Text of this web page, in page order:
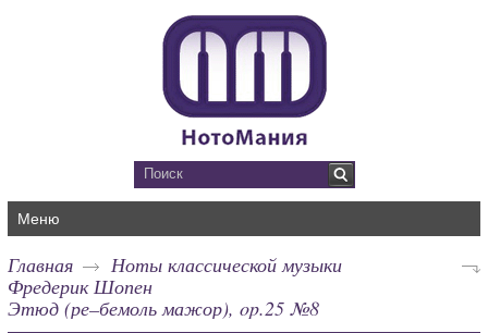
Меню
Главная
Ноты классической музыки
Фредерик Шопен
Этюд (ре–бемоль мажор), op.25 №8